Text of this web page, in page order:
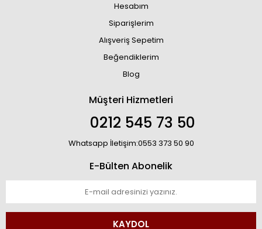
Hesabım
Siparişlerim
Alışveriş Sepetim
Beğendiklerim
Blog
Müşteri Hizmetleri
0212 545 73 50
Whatsapp İletişim:0553 373 50 90
E-Bülten Abonelik
KAYDOL